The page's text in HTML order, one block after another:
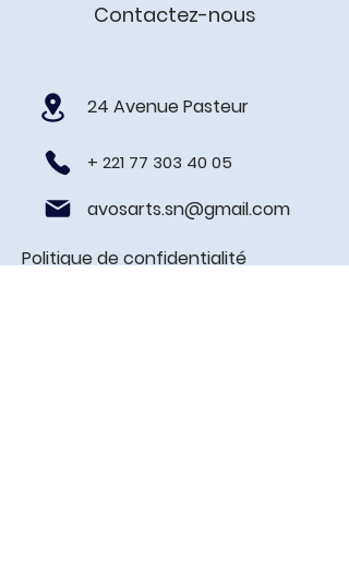
Contactez-nous
24 Avenue Pasteur
+ 221 77 303 40 05
avosarts.sn@gmail.com
Politique de confidentialité